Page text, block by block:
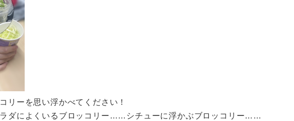
リーを思い浮かべてください！
ダによくいるブロッコリー……シチューに浮かぶブロッコリー……